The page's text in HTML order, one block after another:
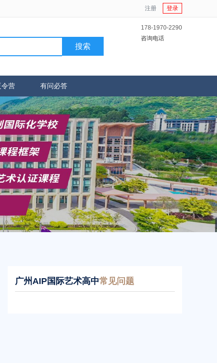
注册 登录
搜索
178-1970-2290
咨询电话
令营 有问必答

广州AIP国际艺术高中常见问题